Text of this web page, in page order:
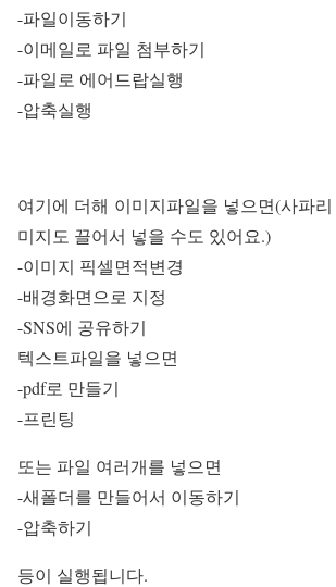
-파일이동하기
-이메일로 파일 첨부하기
-파일로 에어드랍실행
-압축실행
여기에 더해 이미지파일을 넣으면(사파
미지도 끌어서 넣을 수도 있어요.)
-이미지 픽셀면적변경
-배경화면으로 지정
-SNS에 공유하기
텍스트파일을 넣으면
-pdf로 만들기
-프린팅
또는 파일 여러개를 넣으면
-새폴더를 만들어서 이동하기
-압축하기
등이 실행됩니다.